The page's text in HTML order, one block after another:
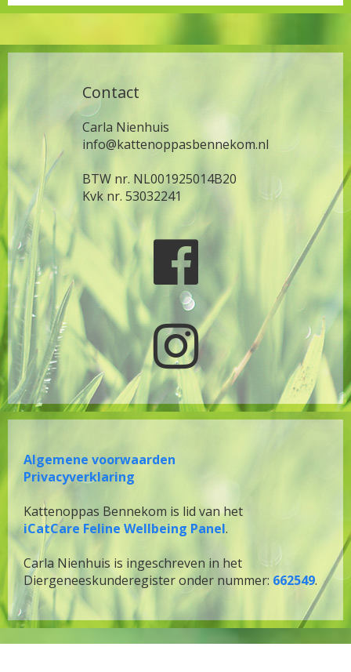
Contact
Carla Nienhuis
info@kattenoppasbennekom.nl
BTW nr. NL001925014B20
Kvk nr. 53032241


Algemene voorwaarden
Privacyverklaring
Kattenoppas Bennekom is lid van het
iCatCare Feline Wellbeing Panel.
Carla Nienhuis is ingeschreven in het
Diergeneeskunderegister onder nummer: 662549.